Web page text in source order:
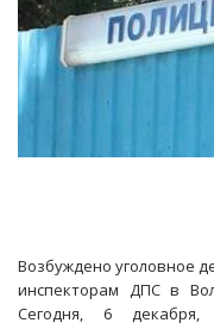
Возбуждено уголовное
инспекторам ДПС в
Сегодня, 6